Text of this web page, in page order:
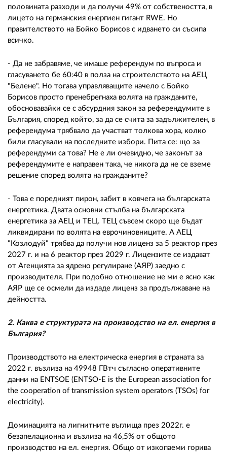
половината разходи и да получи 49% от собствеността, в
лицето на германския енергиен гигант RWE. Но
правителството на Бойко Борисов с идването си съсипа
всичко.
- Да не забравяме, че имаше референдум по въпроса и
гласуването бе 60:40 в полза на строителството на АЕЦ
"Белене". Но тогава управляващите начело с Бойко
Борисов просто пренебрегнаха волята на гражданите,
обосновавайки се с абсурдния закон за референдумите в
България, според който, за да се счита за задължителен, в
референдума трябвало да участват толкова хора, колко
били гласували на последните избори. Пита се: що за
референдуми са това? Не е ли очевидно, че законът за
референдумите е направен така, че никога да не се вземе
решение според волята на гражданите?
- Това е поредният пирон, забит в ковчега на българската
енергетика. Двата основни стълба на българската
енергетика за АЕЦ и ТЕЦ. ТЕЦ съвсем скоро ще бъдат
ликвидирани по волята на еврочиновниците. А АЕЦ
"Козлодуй" трябва да получи нов лиценз за 5 реактор през
2027 г. и на 6 реактор през 2029 г. Лицензите се издават
от Агенцията за ядрено регулиране (АЯР) заедно с
производителя. При подобно отношение не ми е ясно как
АЯР ще се осмели да издаде лиценз за продължаване на
дейността.
2. Каква е структурата на производство на ел. енергия в
България?
Производството на електрическа енергия в страната за
2022 г. възлиза на 49948 ГВтч съгласно оперативните
данни на ENTSOE (ENTSO-E is the European association for
the cooperation of transmission system operators (TSOs) for
electricity).
Доминацията на лигнитните въглища през 2022г. е
безапелационна и възлиза на 46,5% от общото
производство на ел. енергия. Общо от изкопаеми горива